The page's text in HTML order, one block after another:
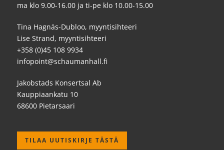
ma klo 9.00-16.00 ja ti-pe klo 10.00-15.00
Tina Hagnäs-Dubloo, myyntisihteeri
Lise Strand, myyntisihteeri
+358 (0)45 108 9934
infopoint@schaumanhall.fi
Jakobstads Konsertsal Ab
Kauppiaankatu 10
68600 Pietarsaari
TILAA UUTISKIRJE TÄSTÄ